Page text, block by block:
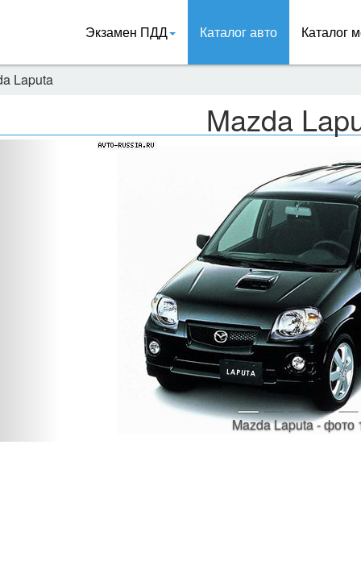
Экзамен ПДД Каталог авто Каталог
Laputa
Mazda
Mazda Laputa - фото